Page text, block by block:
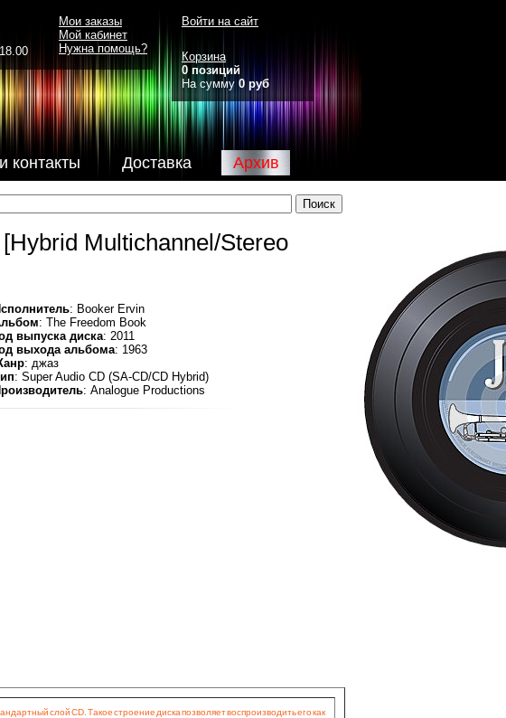
контакты Доставка Архив
Мои заказы
Мой кабинет
Нужна помощь?
Войти на сайт
Корзина
0 позиций
На сумму 0 руб
Multichannel/Stereo
: Booker Ervin
: The Freedom Book
выпуска диска: 2011
выхода альбома: 1963
: джаз
: Super Audio CD (SA-CD/CD Hybrid)
: Analogue Productions
слой CD. Такое строение диска позволяет воспроизводить его как